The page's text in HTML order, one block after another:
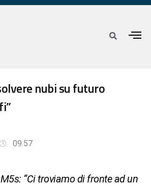
nubi su futuro
09:57
“Ci troviamo di fronte ad un